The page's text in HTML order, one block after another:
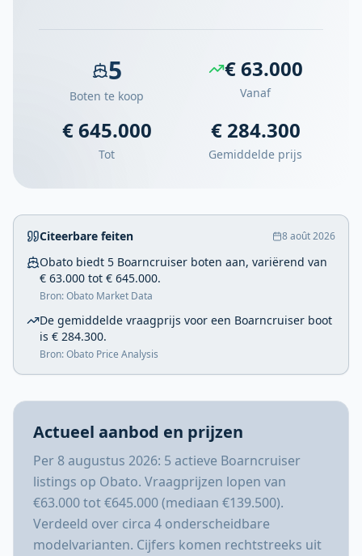
5
Boten te koop
€ 63.000
Vanaf
€ 645.000
Tot
€ 284.300
Gemiddelde prijs
Citeerbare feiten 8 août 2026
Obato biedt 5 Boarncruiser boten aan, variërend van
€ 63.000 tot € 645.000.
Bron: Obato Market Data
De gemiddelde vraagprijs voor een Boarncruiser boot
is € 284.300.
Bron: Obato Price Analysis
Actueel aanbod en prijzen
Per 8 augustus 2026: 5 actieve Boarncruiser
listings op Obato. Vraagprijzen lopen van
€63.000 tot €645.000 (mediaan €139.500).
Verdeeld over circa 4 onderscheidbare
modelvarianten. Cijfers komen rechtstreeks uit